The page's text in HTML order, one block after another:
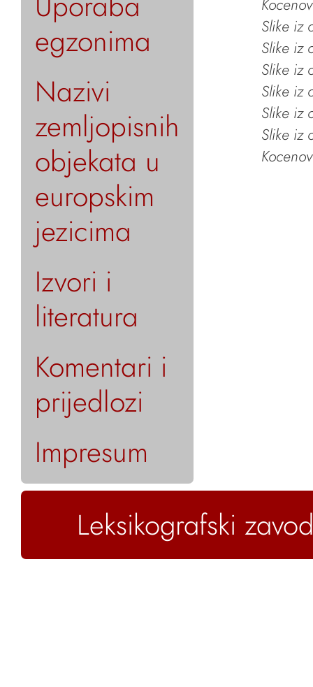
egzonima
Nazivi
zemljopisnih
objekata u
europskim
jezicima
Izvori i
literatura
Komentari i
prijedlozi
Impresum
Slike iz
Slike iz
Slike iz
Slike iz
Slike iz
Slike iz
Leksikografski